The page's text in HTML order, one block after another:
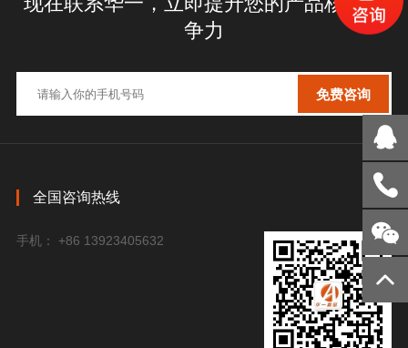
争力
全国咨询热线
手机： +86 13923405632